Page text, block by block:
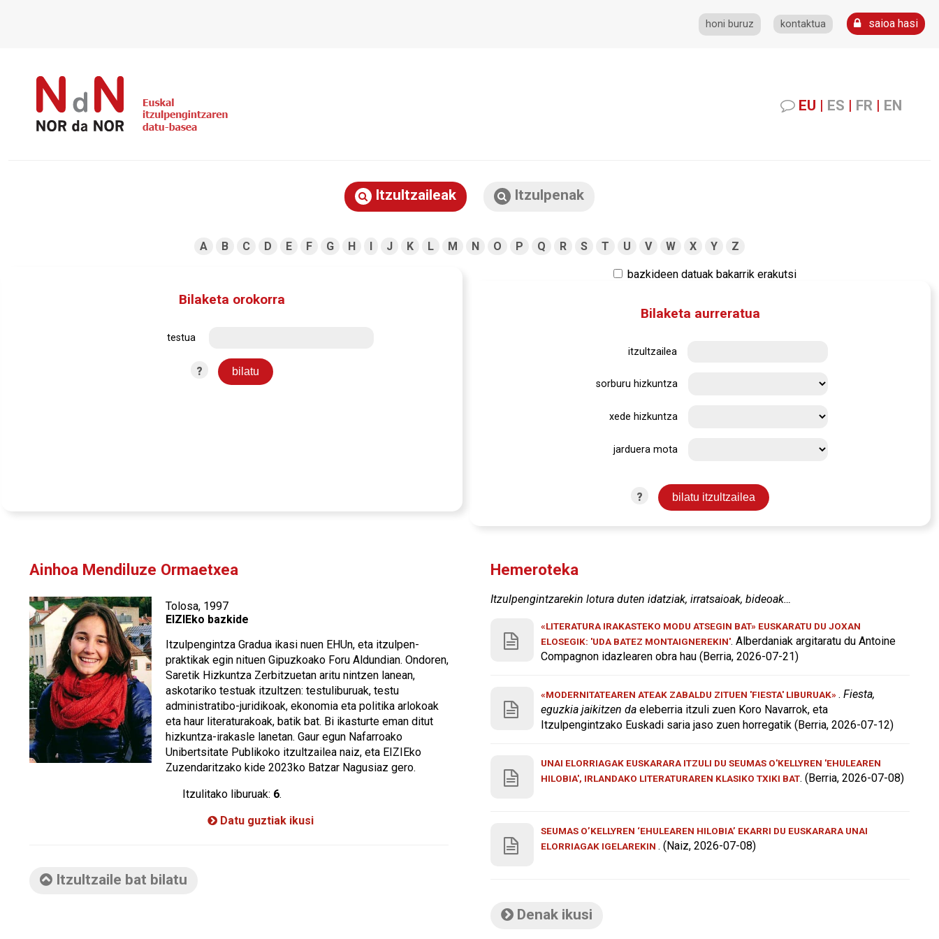
honi buruz kontaktua saioa hasi
EU | ES | FR | EN
Itzultzaileak Itzulpenak
A B C D E F G H I J K L M N O P Q R S T U V W X Y Z
bazkideen datuak bakarrik erakutsi
Bilaketa orokorra
testua
?
Bilaketa aurreratua
itzultzailea
sorburu hizkuntza
xede hizkuntza
jarduera mota
?
Ainhoa Mendiluze Ormaetxea
Tolosa, 1997
EIZIEko bazkide
Itzulpengintza Gradua ikasi nuen EHUn, eta itzulpen-
praktikak egin nituen Gipuzkoako Foru Aldundian. Ondoren,
Saretik Hizkuntza Zerbitzuetan aritu nintzen lanean,
askotariko testuak itzultzen: testuliburuak, testu
administratibo-juridikoak, ekonomia eta politika arlokoak
eta haur literaturakoak, batik bat. Bi ikasturte eman ditut
hizkuntza-irakasle lanetan. Gaur egun Nafarroako
Unibertsitate Publikoko itzultzailea naiz, eta EIZIEko
Zuzendaritzako kide 2023ko Batzar Nagusiaz gero.
Itzulitako liburuak: 6.
Datu guztiak ikusi
Itzultzaile bat bilatu
Hemeroteka
Itzulpengintzarekin lotura duten idatziak, irratsaioak, bideoak…
«LITERATURA IRAKASTEKO MODU ATSEGIN BAT» EUSKARATU DU JOXAN
ELOSEGIK: 'UDA BATEZ MONTAIGNEREKIN'. Alberdaniak argitaratu du Antoine
Compagnon idazlearen obra hau (Berria, 2026-07-21)
«MODERNITATEAREN ATEAK ZABALDU ZITUEN 'FIESTA' LIBURUAK» . Fiesta,
eguzkia jaikitzen da eleberria itzuli zuen Koro Navarrok, eta
Itzulpengintzako Euskadi saria jaso zuen horregatik (Berria, 2026-07-12)
UNAI ELORRIAGAK EUSKARARA ITZULI DU SEUMAS O'KELLYREN 'EHULEAREN
HILOBIA', IRLANDAKO LITERATURAREN KLASIKO TXIKI BAT. (Berria, 2026-07-08)
SEUMAS O’KELLYREN ‘EHULEAREN HILOBIA’ EKARRI DU EUSKARARA UNAI
ELORRIAGAK IGELAREKIN . (Naiz, 2026-07-08)
Denak ikusi